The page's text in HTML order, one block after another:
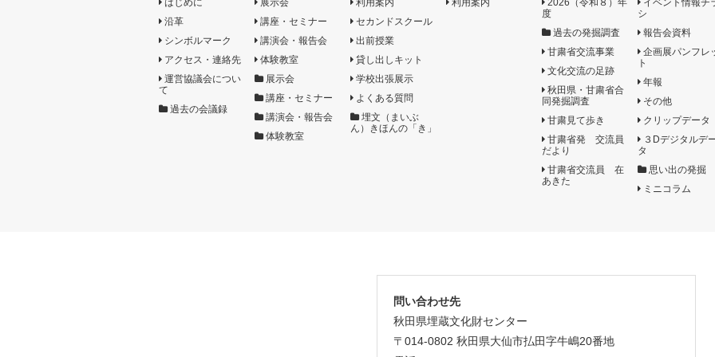
はじめに
沿革
シンボルマーク
アクセス・連絡先
運営協議会につい
て
過去の会議録
展示会
講座・セミナー
講演会・報告会
体験教室
展示会
講座・セミナー
講演会・報告会
体験教室
利用案内
セカンドスクール
出前授業
貸し出しキット
学校出張展示
よくある質問
埋文（まいぶ
ん）きほんの「き」
利用案内
2026（令和８）年
度
過去の発掘調査
甘粛省交流事業
文化交流の足跡
秋田県・甘粛省合
同発掘調査
甘粛見て歩き
甘粛省発 交流員
だより
甘粛省交流員 在
あきた
イベント情報チ
シ
報告会資料
企画展パンフレ
ト
年報
その他
クリップデータ
３Dデジタルデ
タ
思い出の発掘
ミニコラム
問い合わせ先
秋田県埋蔵文化財センター
〒014-0802 秋田県大仙市払田字牛嶋20番地